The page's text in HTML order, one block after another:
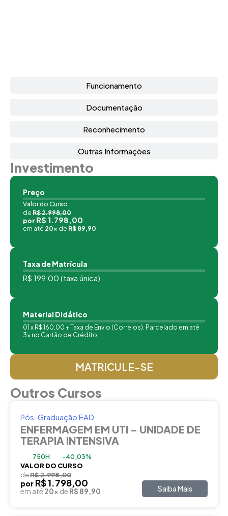
Funcionamento
Documentação
Reconhecimento
Outras Informações
Investimento
Preço
Valor do Curso
de R$ 2.998,00
por R$ 1.798,00
em até 20x de R$ 89,90
Taxa de Matrícula
R$ 199,00 (taxa única)
Material Didático
01 x R$ 160,00 + Taxa de Envio (Correios). Parcelado em até
3x no Cartão de Crédito.
MATRICULE-SE
Outros Cursos
Pós-Graduação EAD
ENFERMAGEM EM UTI – UNIDADE DE
TERAPIA INTENSIVA
750H -40,03%
VALOR DO CURSO
deR$ 2.998,00
por R$ 1.798,00
em até 20x de R$ 89,90 Saiba Mais